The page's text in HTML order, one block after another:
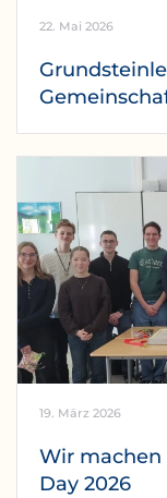
22. Mai 2026
19. März 2026
Wir
Day 2026